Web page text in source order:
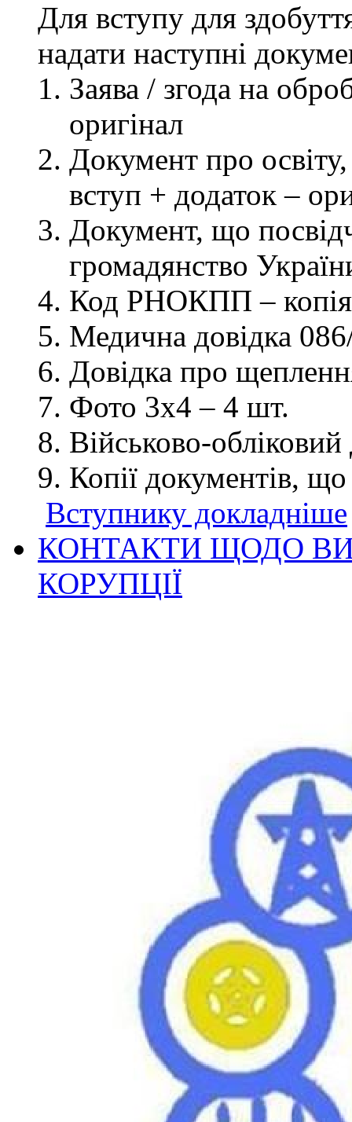
Для вступу для
надати наступні
Заява / згода на
оригінал
Документ про освіту,
вступ + додаток –
Документ, що
громадянство
Код РНОКПП – копія
Медична довідка
Довідка про
Фото 3х4 – 4 шт.
Військово-
Копії документів,
Вступнику докладніше
КОНТАКТИ ЩОДО
КОРУПЦІЇ